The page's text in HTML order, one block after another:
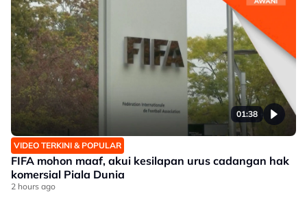
01:38
VIDEO TERKINI & POPULAR
FIFA mohon maaf, akui kesilapan urus cadangan hak
komersial Piala Dunia
2 hours ago